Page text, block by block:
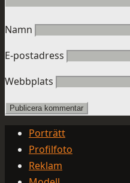
Namn
E-postadress
Webbplats
Porträtt
Profilfoto
Reklam